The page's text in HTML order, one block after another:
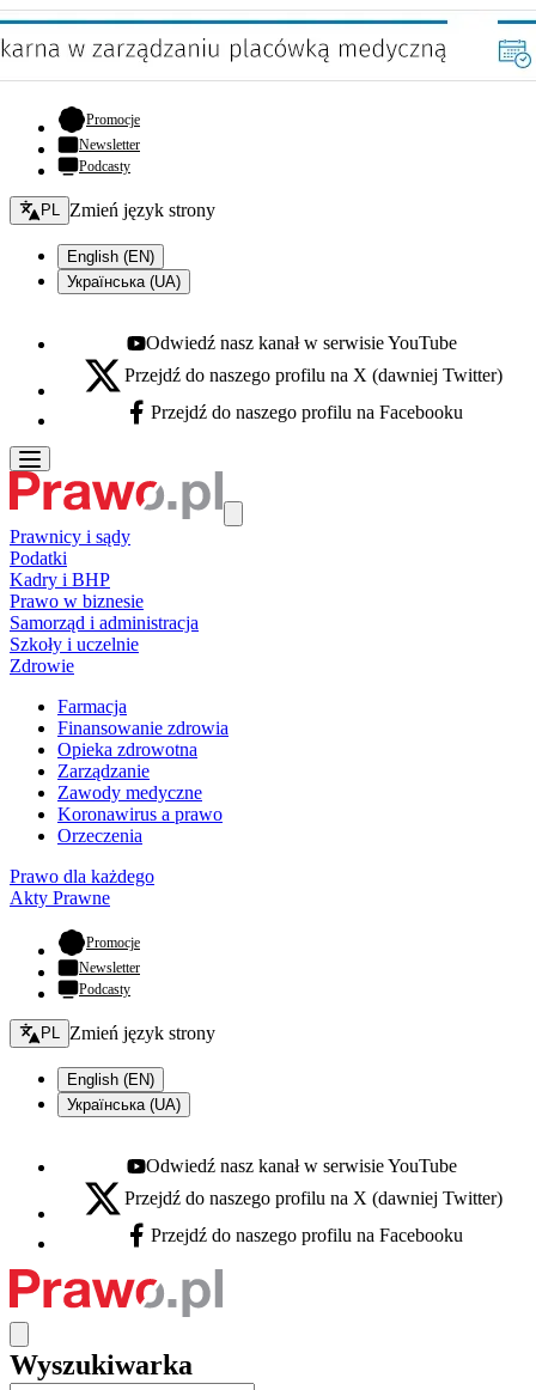
Promocje- otwiera się w nowej karcie
Newsletter
Podcasty
Zmień język - bieżący:
PL Zmień język strony
English (EN)
Українська (UA)
Youtube - otwiera się w nowej karcie
Odwiedź nasz kanał w serwisie YouTube
X - otwiera się w nowej karcie
Przejdź do naszego profilu na X (dawniej Twitter)
Facebook - otwiera się w nowej karcie
Przejdź do naszego profilu na Facebooku
Prawnicy i sądy
Podatki
Kadry i BHP
Prawo w biznesie
Samorząd i administracja
Szkoły i uczelnie
Zdrowie
Farmacja
Finansowanie zdrowia
Opieka zdrowotna
Zarządzanie
Zawody medyczne
Koronawirus a prawo
Orzeczenia
Prawo dla każdego
Akty Prawne
Promocje- otwiera się w nowej karcie
Newsletter
Podcasty
Zmień język - bieżący:
PL Zmień język strony
English (EN)
Українська (UA)
Youtube - otwiera się w nowej karcie
Odwiedź nasz kanał w serwisie YouTube
X - otwiera się w nowej karcie
Przejdź do naszego profilu na X (dawniej Twitter)
Facebook - otwiera się w nowej karcie
Przejdź do naszego profilu na Facebooku
Wyszukiwarka